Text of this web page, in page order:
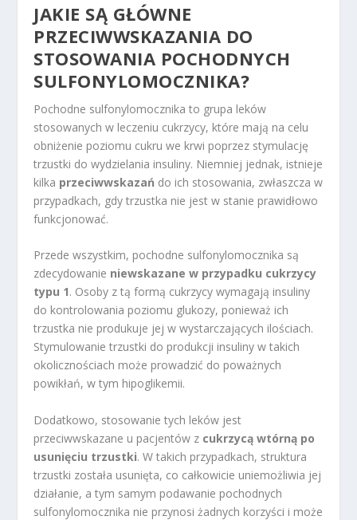
JAKIE SĄ GŁÓWNE
PRZECIWWSKAZANIA DO
STOSOWANIA POCHODNYCH
SULFONYLOMOCZNIKA?
Pochodne sulfonylomocznika to grupa leków
stosowanych w leczeniu cukrzycy, które mają na celu
obniżenie poziomu cukru we krwi poprzez stymulację
trzustki do wydzielania insuliny. Niemniej jednak, istnieje
kilka przeciwwskazań do ich stosowania, zwłaszcza w
przypadkach, gdy trzustka nie jest w stanie prawidłowo
funkcjonować.
Przede wszystkim, pochodne sulfonylomocznika są
zdecydowanie niewskazane w przypadku cukrzycy
typu 1. Osoby z tą formą cukrzycy wymagają insuliny
do kontrolowania poziomu glukozy, ponieważ ich
trzustka nie produkuje jej w wystarczających ilościach.
Stymulowanie trzustki do produkcji insuliny w takich
okolicznościach może prowadzić do poważnych
powikłań, w tym hipoglikemii.
Dodatkowo, stosowanie tych leków jest
przeciwwskazane u pacjentów z cukrzycą wtórną po
usunięciu trzustki. W takich przypadkach, struktura
trzustki została usunięta, co całkowicie uniemożliwia jej
działanie, a tym samym podawanie pochodnych
sulfonylomocznika nie przynosi żadnych korzyści i może